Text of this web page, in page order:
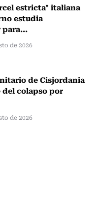
estricta" italiana
estudia
de 2026
de Cisjordania
colapso por
de 2026